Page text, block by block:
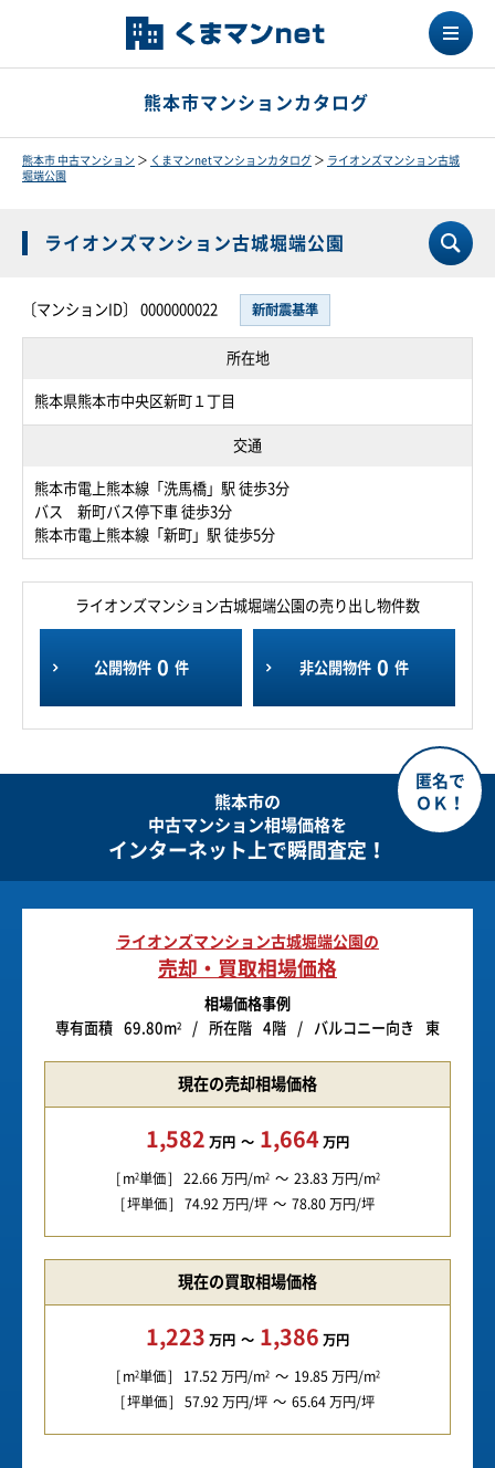
熊本市マンションカタログ
熊本市 中古マンション ＞ くまマンnetマンションカタログ ＞ ライオンズマンション古城
堀端公園
ライオンズマンション古城堀端公園
〔マンションID〕 0000000022 新耐震基準
所在地
熊本県熊本市中央区新町１丁目
交通
熊本市電上熊本線「洗馬橋」駅 徒歩3分
バス 新町バス停下車 徒歩3分
熊本市電上熊本線「新町」駅 徒歩5分
ライオンズマンション古城堀端公園の売り出し物件数
公開物件 0 件 非公開物件 0 件
熊本市の
中古マンション相場価格を
インターネット上で瞬間査定！
ライオンズマンション古城堀端公園の
売却・買取相場価格
相場価格事例
専有面積
69.80m2 所在階 4階 バルコニー向き 東
現在の売却相場価格
1,582 万円 1,664 万円
m2単価 22.66 万円/m2 23.83 万円/m2
坪単価 74.92 万円/坪 78.80 万円/坪
現在の買取相場価格
1,223 万円 1,386 万円
m2単価 17.52 万円/m2 19.85 万円/m2
坪単価 57.92 万円/坪 65.64 万円/坪